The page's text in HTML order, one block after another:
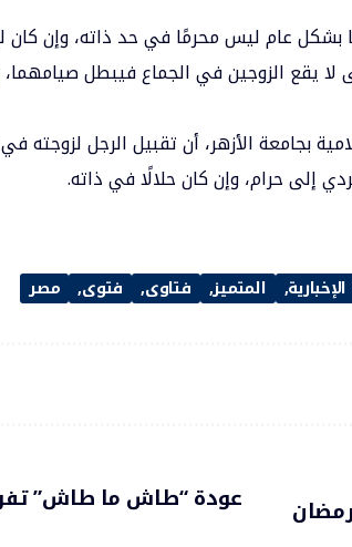
بشكل عام ليس محرمًا في حد ذاته، وإن كان
لا يقع الزوجين في الجماع فيبطل صيامهما،
بجامعة الأزهر، أن تقبيل الرجل لزوجته
إلى حرام، وإن كان حلالًا في ذاته.
المتميز فتاوى فتوى مصر
عودة “طاش ما طاش”